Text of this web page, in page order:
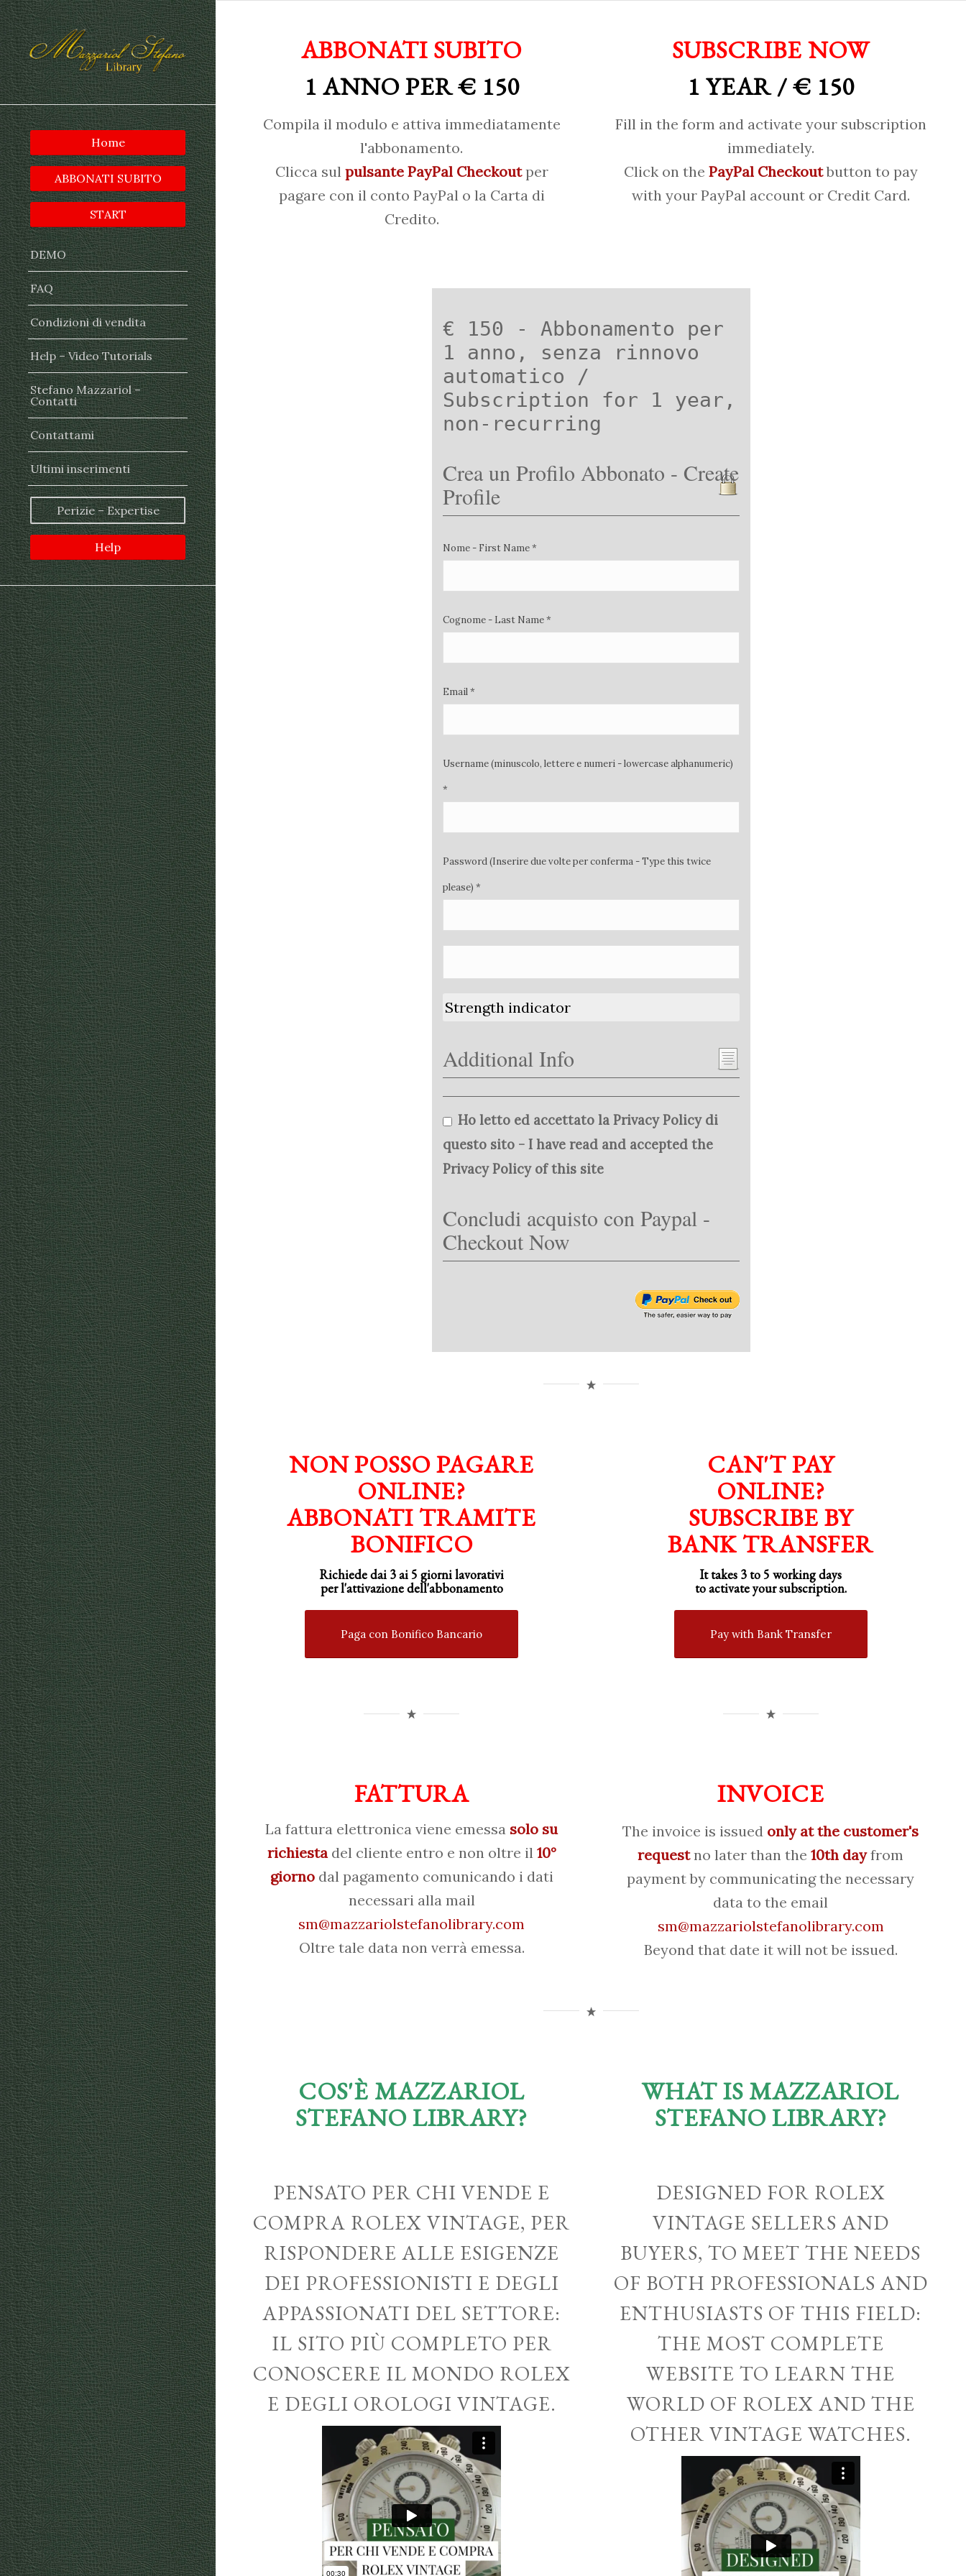
Home
ABBONATI SUBITO
START
DEMO
FAQ
Condizioni di vendita
Help – Video Tutorials
Stefano Mazzariol –
Contatti
Contattami
Ultimi inserimenti
Perizie – Expertise
Help
ABBONATI SUBITO
1 ANNO PER € 150
Compila il modulo e attiva immediatamente
l'abbonamento.
Clicca sul pulsante PayPal Checkoutper
pagare con il conto PayPal o la Carta di
Credito.
SUBSCRIBE NOW
1 YEAR / € 150
Fill in the form and activate your subscription
immediately.
Click on the PayPal Checkoutbutton to pay
with your PayPal account or Credit Card.
€ 150 - Abbonamento per
1 anno, senza rinnovo
automatico /
Subscription for 1 year,
non-recurring
Crea un Profilo Abbonato - Create
Profile
Nome - First Name *
Cognome - Last Name *
Email *
Username (minuscolo, lettere e numeri - lowercase alphanumeric)
*
Password (Inserire due volte per conferma - Type this twice
please) *
Strength indicator
Additional Info
Ho letto ed accettato la Privacy Policy di
questo sito - I have read and accepted the
Privacy Policy of this site
Concludi acquisto con Paypal -
Checkout Now
NON POSSO PAGARE
ONLINE?
ABBONATI TRAMITE
BONIFICO
Richiede dai 3 ai 5 giorni lavorativi
perl'attivazionedell'abbonamento
Paga con Bonifico Bancario
FATTURA
La fattura elettronica viene emessa solo su
richiestadel cliente entro e non oltre il 10°
giornodal pagamento comunicando i dati
necessari alla mail
sm@mazzariolstefanolibrary.com
Oltre tale data non verrà emessa.
CAN'T PAY
ONLINE?
SUBSCRIBE BY
BANK TRANSFER
It takes 3 to 5 working days
to activate your subscription.
Pay with Bank Transfer
INVOICE
The invoice is issued only at the customer's
requestno later than the10th dayfrom
payment by communicating the necessary
data to the email
sm@mazzariolstefanolibrary.com
Beyond that date it will not be issued.
COS'È MAZZARIOL
STEFANO LIBRARY?
WHAT IS MAZZARIOL
STEFANO LIBRARY?
PENSATO PER CHI VENDE E
COMPRA ROLEX VINTAGE, PER
RISPONDERE ALLE ESIGENZE
DEI PROFESSIONISTI E DEGLI
APPASSIONATI DEL SETTORE:
IL SITO PIÙ COMPLETO PER
CONOSCERE IL MONDO ROLEX
E DEGLI OROLOGI VINTAGE.
DESIGNED FOR ROLEX
VINTAGE SELLERS AND
BUYERS, TO MEET THE NEEDS
OF BOTH PROFESSIONALS AND
ENTHUSIASTS OF THIS FIELD:
THE MOST COMPLETE
WEBSITE TO LEARN THE
WORLD OF ROLEX AND THE
OTHER VINTAGE WATCHES.